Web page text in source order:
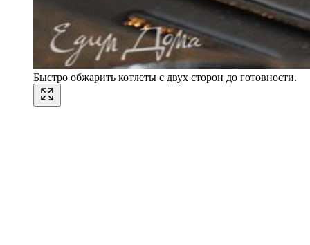
Быстро обжарить котлеты с двух сторон до готовности.